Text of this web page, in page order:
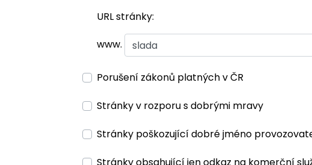
URL stránky:
www.
Porušení zákonů platných v ČR
Stránky v rozporu s dobrými mravy
Stránky poškozující dobré jméno